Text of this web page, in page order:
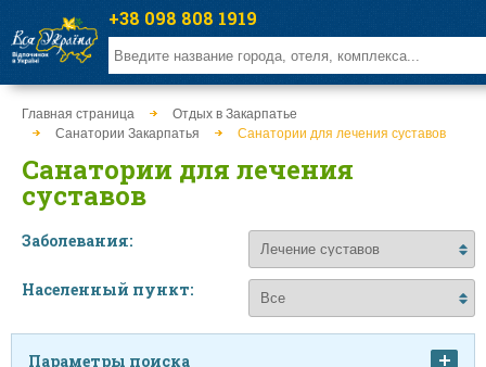
Главная страница
Отдых в Закарпатье
Санатории Закарпатья
Санатории для лечения суставов
Санатории для лечения
суставов
Заболевания:
Населенный пункт:
Параметры поиска
+38 098 808 1919